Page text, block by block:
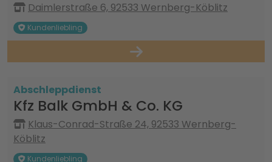
Daimlerstraße 6, 92533 Wernberg-Köblitz
Kundenliebling
Abschleppdienst
Kfz Balk GmbH & Co. KG
Klaus-Conrad-Straße 24, 92533 Wernberg-
Köblitz
Kundenliebling